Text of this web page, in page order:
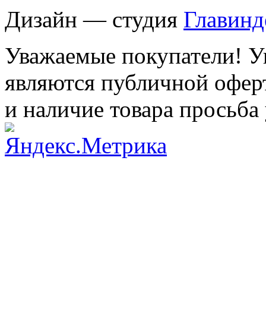
Дизайн — студия
Уважаемые покупатели!
являются публичной
и наличие товара